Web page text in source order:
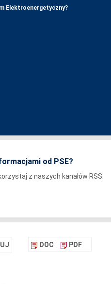
Elektroenergetyczny?
od PSE?
z naszych kanałów RSS.
DOC PDF